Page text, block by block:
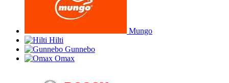
Mungo
Hilti
Gunnebo
Omax